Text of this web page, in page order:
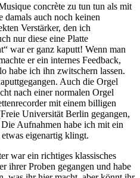
concrète zu tun tun als mit
auch noch keinen
Verstärker, den ich
nur diese eine Platte
war er ganz kaputt! Wenn man
er ein internes Feedback,
habe ich ihn zwitschern lassen.
Auch die Orgel
nach einer normalen Orgel
mit einem billigen
Universität Berlin gegangen,
Aufnahmen habe ich mit ein
eigenartig klingt.
war ein richtiges klassisches
ihrer Proben gegangen und habe